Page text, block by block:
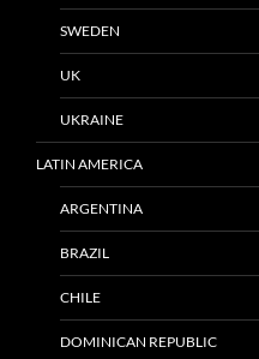
SWEDEN
UK
UKRAINE
LATIN AMERICA
ARGENTINA
BRAZIL
CHILE
DOMINICAN REPUBLIC